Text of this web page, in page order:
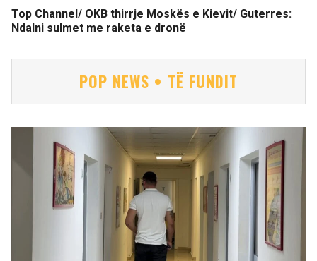
Top Channel/ OKB thirrje Moskës e Kievit/ Guterres:
Ndalni sulmet me raketa e dronë
POP NEWS • TË FUNDIT